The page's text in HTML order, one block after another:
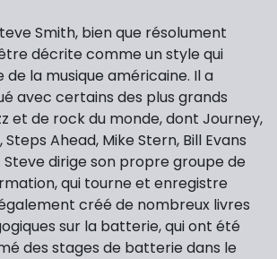
Smith, bien que résolument
décrite comme un style qui
la musique américaine. Il a
avec certains des plus grands
et de rock du monde, dont Journey,
Ahead, Mike Stern, Bill Evans
Steve dirige son propre groupe de
qui tourne et enregistre
également créé de nombreux livres
sur la batterie, qui ont été
des stages de batterie dans le